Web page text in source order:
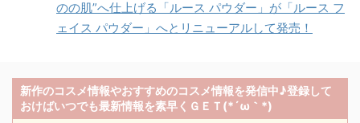
のの肌”へ仕上げる「ルース パウダー」が「ルース フ
ェイス パウダー」へとリニューアルして発売！
新作のコスメ情報やおすすめのコスメ情報を発信中♪登録して
おけばいつでも最新情報を素早くＧＥＴ(*´ω｀*)